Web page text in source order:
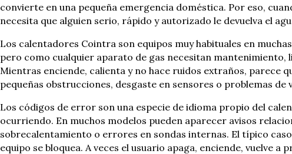
convierte en una pequeña emergencia doméstica. Por eso,
necesita que alguien serio, rápido y autorizado le devuelva el
Los calentadores Cointra son equipos muy habituales en
pero como cualquier aparato de gas necesitan mantenimiento,
Mientras enciende, calienta y no hace ruidos extraños, parece
pequeñas obstrucciones, desgaste en sensores o problemas
Los códigos de error son una especie de idioma propio del
ocurriendo. En muchos modelos pueden aparecer avisos
sobrecalentamiento o errores en sondas internas. El típico
equipo se bloquea. A veces el usuario apaga, enciende, vuelve